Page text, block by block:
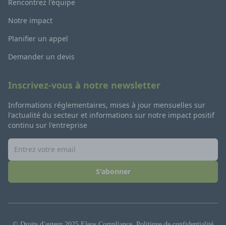
Rencontrez l'équipe
Notre impact
Planifier un appel
Demander un devis
Inscrivez-vous à notre newsletter
Informations réglementaires, mises à jour mensuelles sur
l'actualité du secteur et informations sur notre impact positif
continu sur l'entreprise
S'abonner